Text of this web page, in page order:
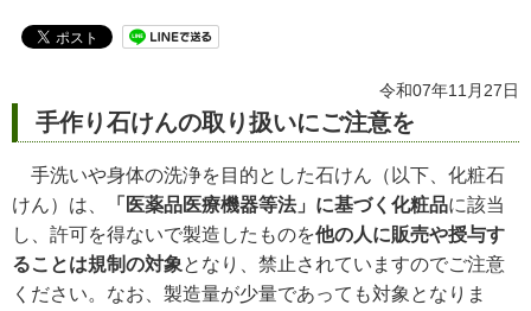
令和07年11月27日
手作り石けんの取り扱いにご注意を
手洗いや身体の洗浄を目的とした石けん（以下、化粧石
けん）は、
「医薬品医療機器等法」に基づく化粧品に該当
し、許可を得ないで製造したものを他の人に販売や授与す
ることは規制の対象となり、禁止されていますのでご注意
ください。なお、製造量が少量であっても対象となりま